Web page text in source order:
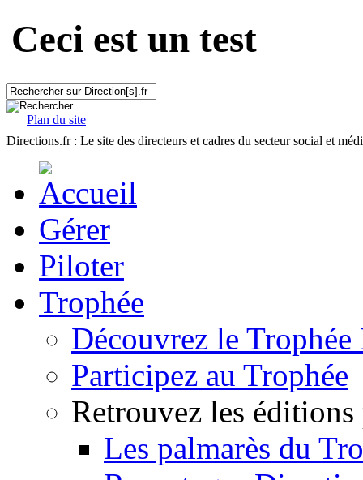
Ceci est un test
Plan du site
Directions.fr : Le site des directeurs et cadres du secteur social et
Gérer
Piloter
Trophée
Découvrez le
Participez au Trophée
Retrouvez les éditions
Les palmarès du